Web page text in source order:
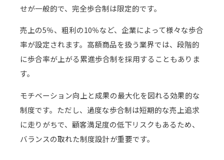
せが一般的で、完全歩合制は限定的です。
売上の5％、粗利の10％など、企業によって様々な歩合
率が設定されます。高額商品を扱う業界では、段階的
に歩合率が上がる累進歩合制を採用することもありま
す。
モチベーション向上と成果の最大化を図れる効果的な
制度です。ただし、過度な歩合制は短期的な売上追求
に走りがちで、顧客満足度の低下リスクもあるため、
バランスの取れた制度設計が重要です。